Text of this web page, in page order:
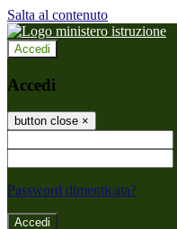
Salta al contenuto
Accedi
Accedi
button close ×
Password dimenticata?